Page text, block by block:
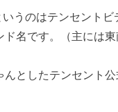
うのはテンセントビ
ド名です。（主には
としたテンセント公